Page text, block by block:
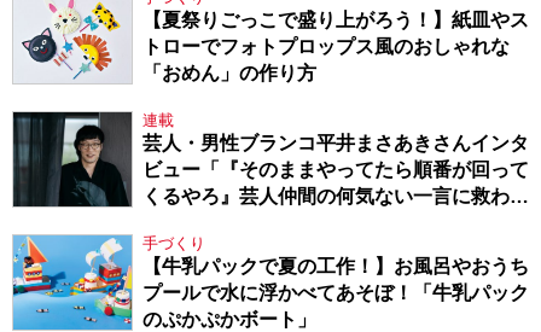
【夏祭りごっこで盛り上がろう！】紙皿やス
トローでフォトプロップス風のおしゃれな
「おめん」の作り方
連載
芸人・男性ブランコ平井まさあきさんインタ
ビュー「『そのままやってたら順番が回って
くるやろ』芸人仲間の何気ない一言に救われ
手づくり
【牛乳パックで夏の工作！】お風呂やおうち
プールで水に浮かべてあそぼ！「牛乳パック
のぷかぷかボート」